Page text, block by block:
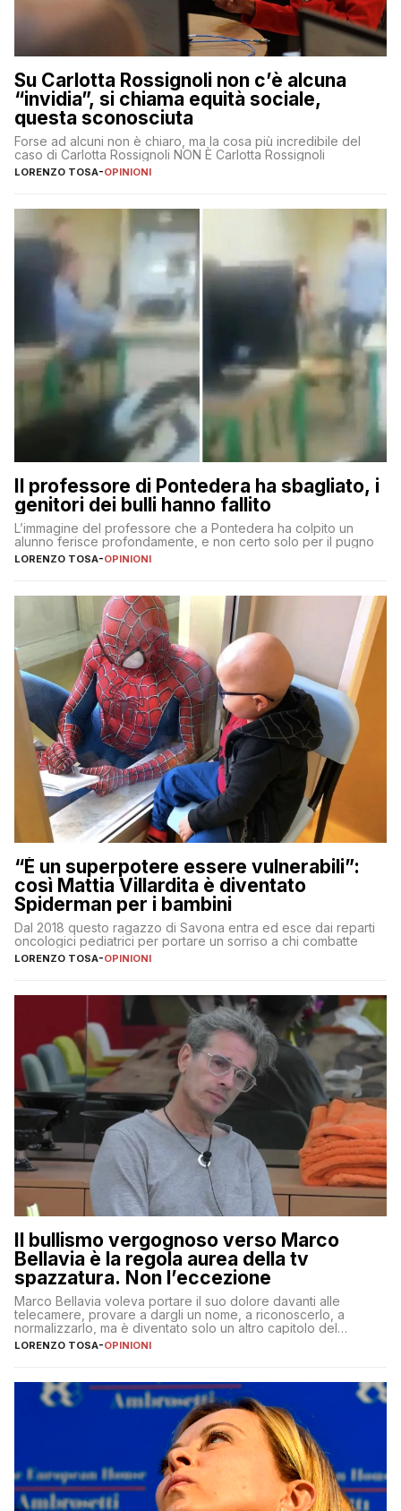
Su Carlotta Rossignoli non c’è alcuna
“invidia”, si chiama equità sociale,
questa sconosciuta
Forse ad alcuni non è chiaro, ma la cosa più incredibile del
caso di Carlotta Rossignoli NON È Carlotta Rossignoli
LORENZO TOSA-OPINIONI
Il professore di Pontedera ha sbagliato, i
genitori dei bulli hanno fallito
L’immagine del professore che a Pontedera ha colpito un
alunno ferisce profondamente, e non certo solo per il pugno
LORENZO TOSA-OPINIONI
“È un superpotere essere vulnerabili”:
così Mattia Villardita è diventato
Spiderman per i bambini
Dal 2018 questo ragazzo di Savona entra ed esce dai reparti
oncologici pediatrici per portare un sorriso a chi combatte
LORENZO TOSA-OPINIONI
Il bullismo vergognoso verso Marco
Bellavia è la regola aurea della tv
spazzatura. Non l’eccezione
Marco Bellavia voleva portare il suo dolore davanti alle
telecamere, provare a dargli un nome, a riconoscerlo, a
normalizzarlo, ma è diventato solo un altro capitolo del
copione
LORENZO TOSA-OPINIONI